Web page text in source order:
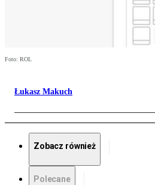
Foto: ROL
Łukasz Makuch
Zobacz również
Polecane